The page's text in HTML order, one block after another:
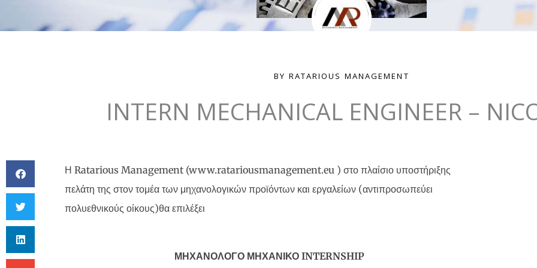
BY RATARIOUS MANAGEMENT
INTERN MECHANICAL ENGINEER –
Η Ratarious Management (www.ratariousmanagement.eu ) στο πλαίσιο υποστήριξης
πελάτη της στον τομέα των μηχανολογικών προϊόντων και εργαλείων (αντιπροσωπεύει
πολυεθνικούς οίκους)θα επιλέξει
ΜΗΧΑΝΟΛΟΓΟ ΜΗΧΑΝΙΚΟ INTERNSHIP